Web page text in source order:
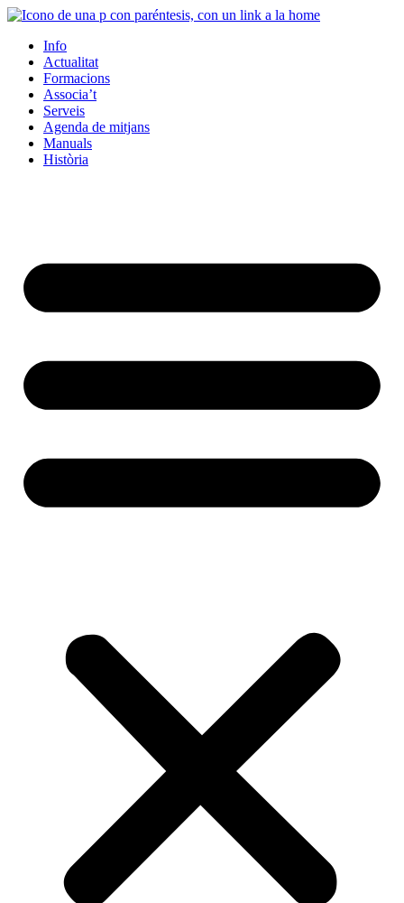
Info
Actualitat
Formacions
Associa’t
Serveis
Agenda de mitjans
Manuals
Història